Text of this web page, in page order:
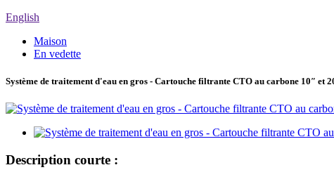
English
Maison
En vedette
Système de traitement d'eau en gros - Cartouche filtrante CTO au carbone 10″ et
Description courte :